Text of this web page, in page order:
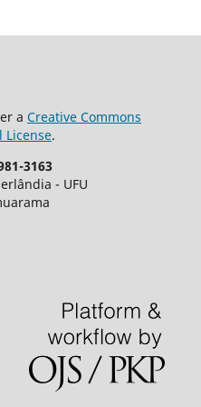
a Creative Commons
.
3163
- UFU